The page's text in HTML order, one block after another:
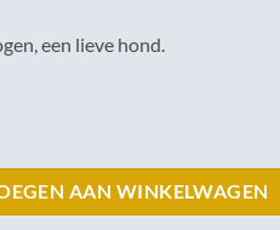
een lieve hond.
AAN WINKELWAGEN